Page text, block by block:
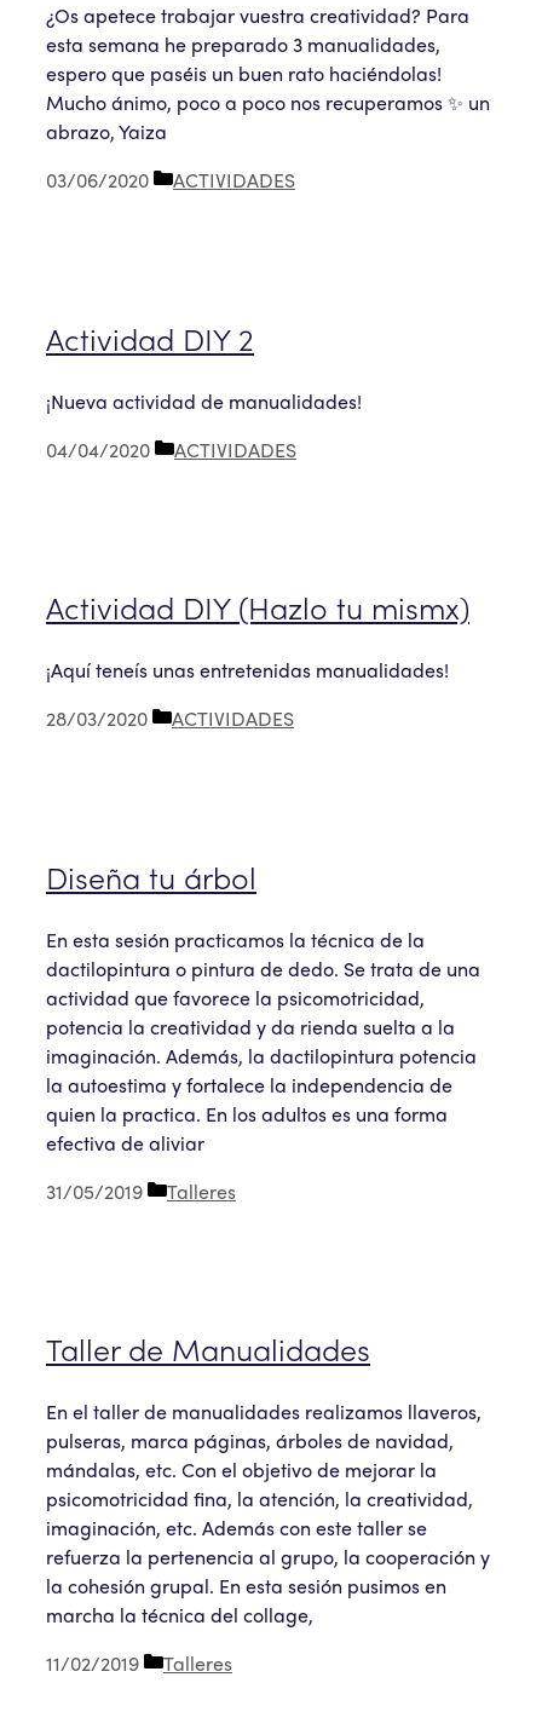
¿Os apetece trabajar vuestra creatividad? Para
esta semana he preparado 3 manualidades,
espero que paséis un buen rato haciéndolas!
Mucho ánimo, poco a poco nos recuperamos ✨ un
abrazo, Yaiza
03/06/2020
Categorías
ACTIVIDADES
Actividad DIY 2
¡Nueva actividad de manualidades!
04/04/2020
Categorías
ACTIVIDADES
Actividad DIY (Hazlo tu mismx)
¡Aquí teneís unas entretenidas manualidades!
28/03/2020
Categorías
ACTIVIDADES
Diseña tu árbol
En esta sesión practicamos la técnica de la
dactilopintura o pintura de dedo. Se trata de una
actividad que favorece la psicomotricidad,
potencia la creatividad y da rienda suelta a la
imaginación. Además, la dactilopintura potencia
la autoestima y fortalece la independencia de
quien la practica. En los adultos es una forma
efectiva de aliviar
31/05/2019
Categorías
Talleres
Taller de Manualidades
En el taller de manualidades realizamos llaveros,
pulseras, marca páginas, árboles de navidad,
mándalas, etc. Con el objetivo de mejorar la
psicomotricidad fina, la atención, la creatividad,
imaginación, etc. Además con este taller se
refuerza la pertenencia al grupo, la cooperación y
la cohesión grupal. En esta sesión pusimos en
marcha la técnica del collage,
11/02/2019
Categorías
Talleres